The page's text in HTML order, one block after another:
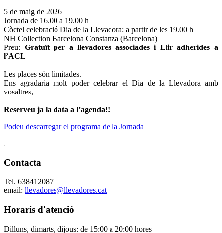
5 de maig de 2026
Jornada de 16.00 a 19.00 h
Còctel celebració Dia de la Llevadora: a partir de les 19.00 h
NH Collection Barcelona Constanza (Barcelona)
Preu: Gratuït per a llevadores associades i Llir adherides a
l’ACL
Les places són limitades.
Ens agradaria molt poder celebrar el Dia de la Llevadora amb
vosaltres,
Reserveu ja la data a l’agenda!!
Podeu descarregar el programa de la Jornada
.
Contacta
Tel. 638412087
email: llevadores@llevadores.cat
Horaris d'atenció
Dilluns, dimarts, dijous: de 15:00 a 20:00 hores